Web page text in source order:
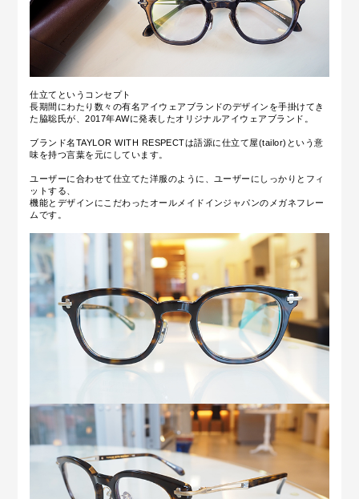
仕立てというコンセプト
長期間にわたり数々の有名アイウェアブランドのデザインを手掛けてき
た脇聡氏が、2017年AWに発表したオリジナルアイウェアブランド。
ブランド名TAYLOR WITH RESPECTは語源に仕立て屋(tailor)という意
味を持つ言葉を元にしています。
ユーザーに合わせて仕立てた洋服のように、ユーザーにしっかりとフィ
ットする、
機能とデザインにこだわったオールメイドインジャパンのメガネフレー
ムです。